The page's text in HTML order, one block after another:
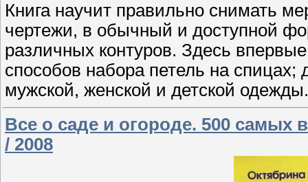
Книга научит правильно снимать
чертежи, в обычный и доступной
различных контуров. Здесь
способов набора петель на
мужской, женской и детской
Все о саде и огороде. 500 самых
/ 2008